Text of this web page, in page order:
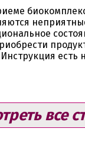
есть
все